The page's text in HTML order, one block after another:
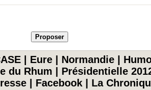
Eure Normandie
du Rhum Présidentielle
Facebook La